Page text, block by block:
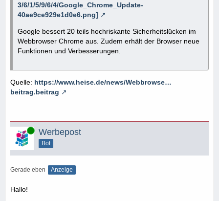
3/6/1/5/9/6/4/Google_Chrome_Update-
40ae9ce929e1d0e6.png]
Google bessert 20 teils hochriskante Sicherheitslücken im
Webbrowser Chrome aus. Zudem erhält der Browser neue
Funktionen und Verbesserungen.
Quelle: https://www.heise.de/news/Webbrowse…
beitrag.beitrag
Online Werbepost
Bot
Gerade eben Anzeige
Hallo!